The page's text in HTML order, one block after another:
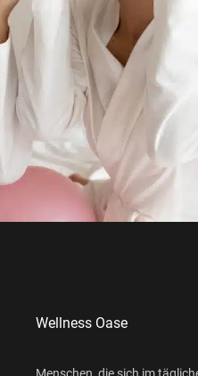
Wellness Oase
Menschen, die sich im